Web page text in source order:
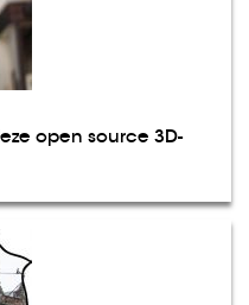
open source 3D-